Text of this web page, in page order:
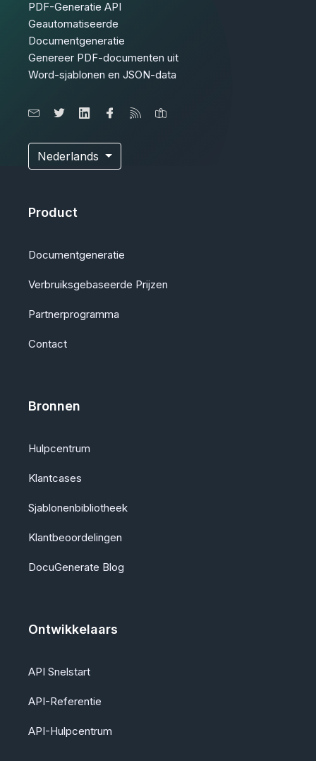
PDF-Generatie API
Geautomatiseerde
Documentgeneratie
Genereer PDF-documenten uit
Word-sjablonen en JSON-data
Nederlands
Product
Documentgeneratie
Verbruiksgebaseerde Prijzen
Partnerprogramma
Contact
Bronnen
Hulpcentrum
Klantcases
Sjablonenbibliotheek
Klantbeoordelingen
DocuGenerate Blog
Ontwikkelaars
API Snelstart
API-Referentie
API-Hulpcentrum